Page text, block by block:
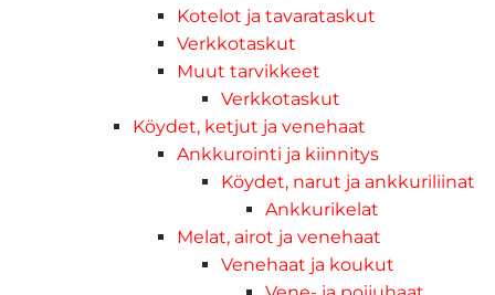
Kotelot ja tavarataskut
Verkkotaskut
Muut tarvikkeet
Verkkotaskut
Köydet, ketjut ja venehaat
Ankkurointi ja kiinnitys
Köydet, narut ja ankkuriliinat
Ankkurikelat
Melat, airot ja venehaat
Venehaat ja koukut